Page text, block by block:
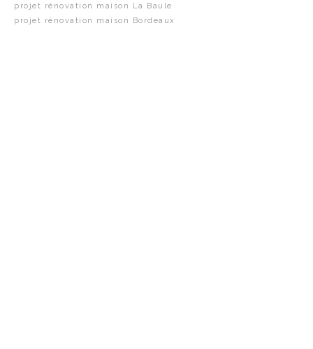
projet rénovation maison La Baule
projet rénovation maison Bordeaux